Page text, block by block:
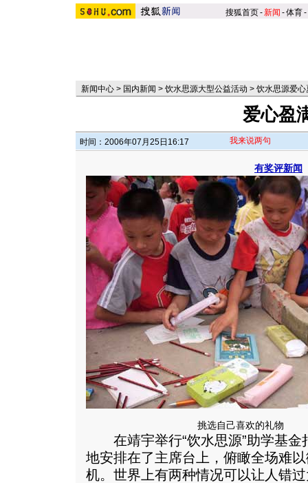
搜狐首页-新闻 -体育-
新闻中心 > 国内新闻 > 饮水思源大型公益活动 > 饮水思源爱心
爱心盈
时间：2006年07月25日16:17 我来说两句
有奖评新闻
挑选自己喜欢的礼物
在靖宇举行“饮水思源”助学基金
地安排在了主席台上，俯瞰全场难
机。世界上有两种情况可以让人错